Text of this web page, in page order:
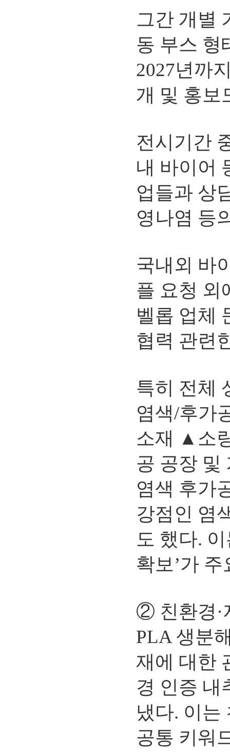
그간 개별
동 부스 형
2027년까
개 및 홍보
전시기간
내 바이어
업들과 상
영나염 등
국내외 바
플 요청 외
벨롭 업체
협력 관련
특히 전체
염색/후가
소재 ▲소
공 공장 및
염색 후가
강점인 염
도 했다.
확보’가
② 친환경·
PLA 생분
재에 대한
경 인증 내
냈다. 이는
공통 키워